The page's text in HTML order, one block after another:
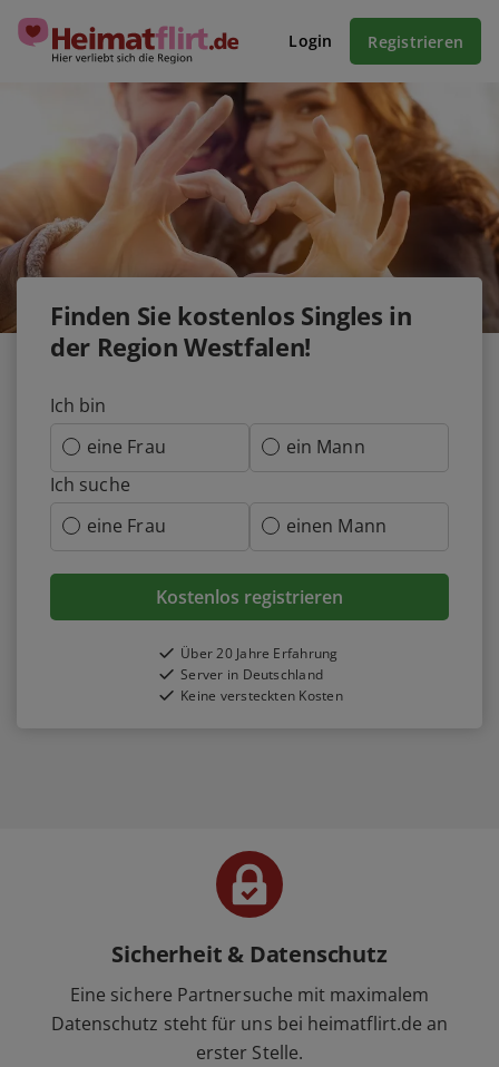
Login Registrieren
Finden Sie kostenlos Singles in
der Region Westfalen!
Ich bin
eine Frau
ein Mann
Ich suche
eine Frau
einen Mann
Kostenlos registrieren
Über 20 Jahre Erfahrung
Server in Deutschland
Keine versteckten Kosten
Sicherheit & Datenschutz
Eine sichere Partnersuche mit maximalem
Datenschutz steht für uns bei heimatflirt.de an
erster Stelle.